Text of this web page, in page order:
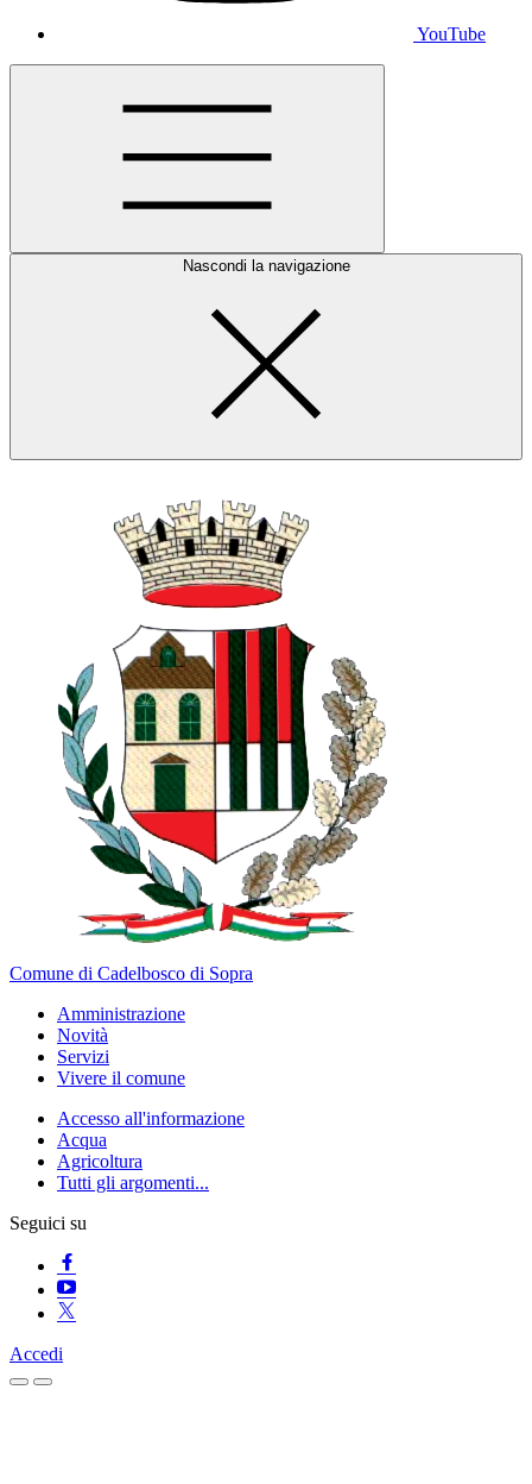
YouTube
Nascondi la navigazione
Comune di Cadelbosco di Sopra
Amministrazione
Novità
Servizi
Vivere il comune
Accesso all'informazione
Acqua
Agricoltura
Tutti gli argomenti...
Seguici su
Accedi
Homepage